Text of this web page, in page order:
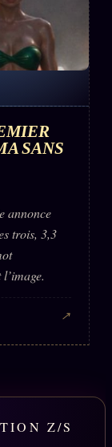
SANS
annonce
trois, 3,3
↗
Z/S